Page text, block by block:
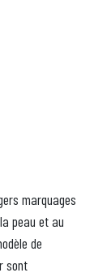
marquages
peau et au
de
sont